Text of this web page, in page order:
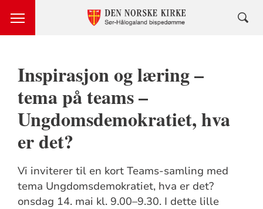
Inspirasjon og læring –
tema på teams –
Ungdomsdemokratiet, hva
er det?
Vi inviterer til en kort Teams-samling med
tema Ungdomsdemokratiet, hva er det?
onsdag 14. mai kl. 9.00–9.30. I dette lille